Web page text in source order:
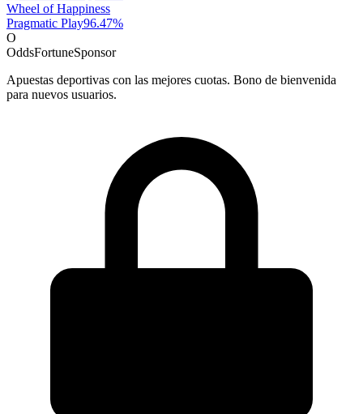
Wheel of Happiness
Pragmatic Play96.47%
O
OddsFortuneSponsor
Apuestas deportivas con las mejores cuotas. Bono de bienvenida
para nuevos usuarios.